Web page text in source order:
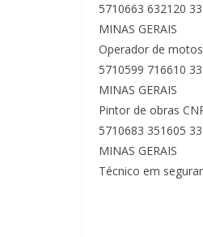
5710663 632120
MINAS GERAIS
Operador de
5710599 716610
MINAS GERAIS
Pintor de obras
5710683 351605
MINAS GERAIS
Técnico em